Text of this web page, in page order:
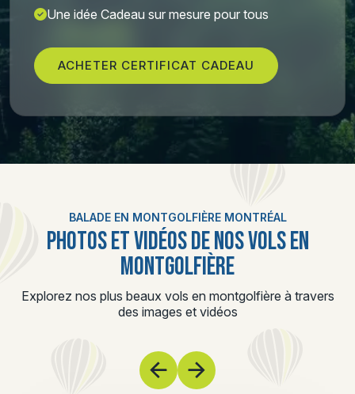
Une idée Cadeau sur mesure pour tous
ACHETER CERTIFICAT CADEAU
BALADE EN MONTGOLFIÈRE MONTRÉAL
PHOTOS ET VIDÉOS DE NOS VOLS EN
MONTGOLFIÈRE
Explorez nos plus beaux vols en montgolfière à travers
des images et vidéos